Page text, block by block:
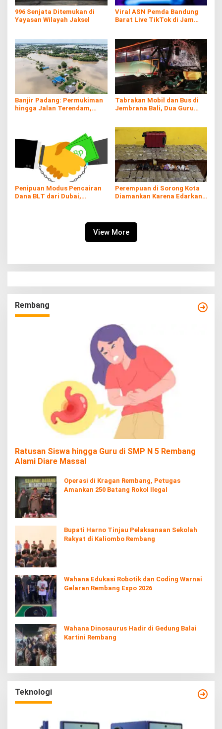
996 Senjata Ditemukan di
Yayasan Wilayah Jaksel
Viral ASN Pemda Bandung
Barat Live TikTok di Jam
Banjir Padang: Permukiman
hingga Jalan Terendam,
Tabrakan Mobil dan Bus di
Jembrana Bali, Dua Guru
Penipuan Modus Pencairan
Dana BLT dari Dubai,
Perempuan di Sorong Kota
Diamankan Karena Edarkan
View More
Rembang
Ratusan Siswa hingga Guru di SMP N 5 Rembang
Alami Diare Massal
Operasi di Kragan Rembang, Petugas
Amankan 250 Batang Rokol Ilegal
Bupati Harno Tinjau Pelaksanaan Sekolah
Rakyat di Kaliombo Rembang
Wahana Edukasi Robotik dan Coding Warnai
Gelaran Rembang Expo 2026
Wahana Dinosaurus Hadir di Gedung Balai
Kartini Rembang
Teknologi